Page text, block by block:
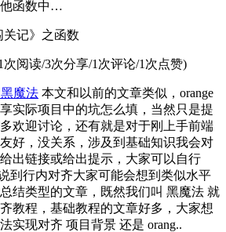
函数中…
次阅读/3次分享/1次评论/1次点赞)
魔法 本文和以前的文章类似，orange
实际项目中的坑怎么填，当然只是提
欢迎讨论，还有就是对于刚上手前端
好，没关系，涉及到基础知识我会对
出链接或给出提示，大家可以自行
到行内对齐大家可能会想到类似水平
结类型的文章，既然我们叫 黑魔法 就
教程，基础教程的文章好多，大家想
实现对齐 项目背景 还是 orang..